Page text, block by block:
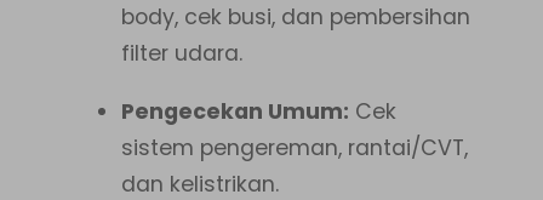
body, cek busi, dan pembersihan
filter udara.
Pengecekan Umum: Cek
sistem pengereman, rantai/CVT,
dan kelistrikan.